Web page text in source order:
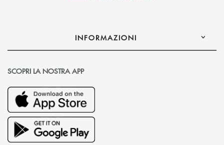
INFORMAZIONI
SCOPRI LA NOSTRA APP